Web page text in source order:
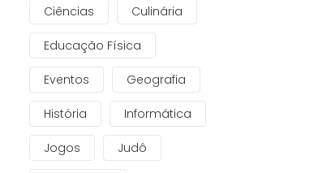
Ciências Culinária
Educação Física
Eventos Geografia
História Informática
Jogos Judô